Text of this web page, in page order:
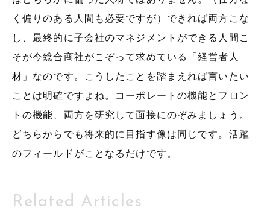
く偏りのある人間も必要ですが）できれば両方こな
し、最終的に子会社のマネジメントができる人間こ
そが今総合商社がこぞって求めている「経営者人
材」なのです。こうしたことを踏まえれば言いたい
ことは明確ですよね。コーポレートの機能とフロン
トの機能、両方を研究して面接にのぞみましょう。
どちらからでも将来的に目指す像は同じです。活躍
のフィールドがことなるだけです。
Related Articles